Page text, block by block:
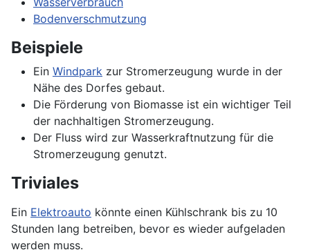
Bodenverschmutzung
Beispiele
Ein Windpark zur Stromerzeugung wurde in der
Nähe des Dorfes gebaut.
Die Förderung von Biomasse ist ein wichtiger Teil
der nachhaltigen Stromerzeugung.
Der Fluss wird zur Wasserkraftnutzung für die
Stromerzeugung genutzt.
Triviales
Ein Elektroauto könnte einen Kühlschrank bis zu 10
Stunden lang betreiben, bevor es wieder aufgeladen
werden muss.